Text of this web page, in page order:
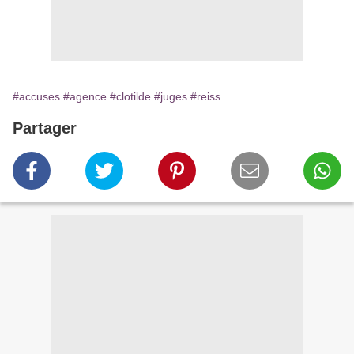
#accuses #agence #clotilde #juges #reiss
Partager